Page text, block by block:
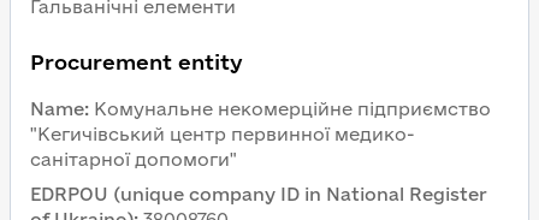
Гальванічні елементи
Procurement entity
Name: Комунальне некомерційне підприємство
"Кегичівський центр первинної медико-
санітарної допомоги"
EDRPOU (unique company ID in National Register